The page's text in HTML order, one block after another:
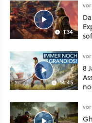
1:34
14:45
8